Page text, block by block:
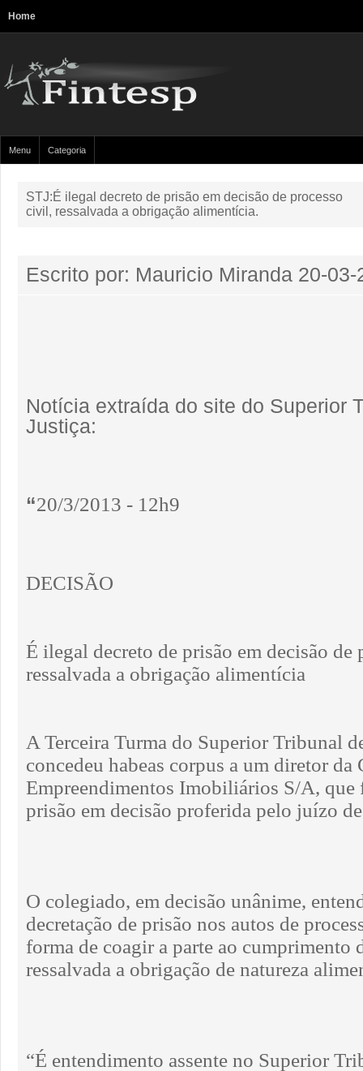
Home
Menu Categoria
STJ:É ilegal decreto de prisão em decisão de processo
civil, ressalvada a obrigação alimentícia.
Escrito por: Mauricio Miranda 20-03-
Notícia extraída do site do Superior
Justiça:
“20/3/2013 - 12h9
DECISÃO
É ilegal decreto de prisão em decisão de
ressalvada a obrigação alimentícia
A Terceira Turma do Superior Tribunal
concedeu habeas corpus a um diretor da
Empreendimentos Imobiliários S/A, que
prisão em decisão proferida pelo juízo
O colegiado, em decisão unânime,
decretação de prisão nos autos de
forma de coagir a parte ao cumprimento
ressalvada a obrigação de natureza
“É entendimento assente no Superior